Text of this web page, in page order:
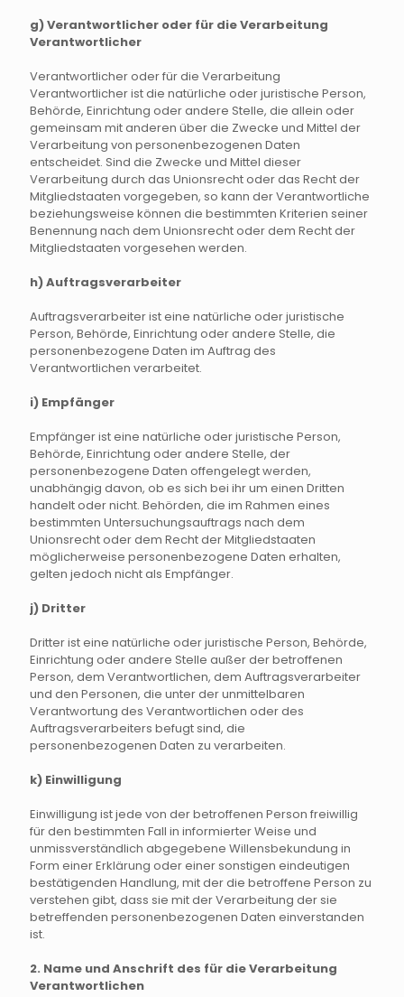
g) Verantwortlicher oder für die Verarbeitung
Verantwortlicher
Verantwortlicher oder für die Verarbeitung
Verantwortlicher ist die natürliche oder juristische Person,
Behörde, Einrichtung oder andere Stelle, die allein oder
gemeinsam mit anderen über die Zwecke und Mittel der
Verarbeitung von personenbezogenen Daten
entscheidet. Sind die Zwecke und Mittel dieser
Verarbeitung durch das Unionsrecht oder das Recht der
Mitgliedstaaten vorgegeben, so kann der Verantwortliche
beziehungsweise können die bestimmten Kriterien seiner
Benennung nach dem Unionsrecht oder dem Recht der
Mitgliedstaaten vorgesehen werden.
h) Auftragsverarbeiter
Auftragsverarbeiter ist eine natürliche oder juristische
Person, Behörde, Einrichtung oder andere Stelle, die
personenbezogene Daten im Auftrag des
Verantwortlichen verarbeitet.
i) Empfänger
Empfänger ist eine natürliche oder juristische Person,
Behörde, Einrichtung oder andere Stelle, der
personenbezogene Daten offengelegt werden,
unabhängig davon, ob es sich bei ihr um einen Dritten
handelt oder nicht. Behörden, die im Rahmen eines
bestimmten Untersuchungsauftrags nach dem
Unionsrecht oder dem Recht der Mitgliedstaaten
möglicherweise personenbezogene Daten erhalten,
gelten jedoch nicht als Empfänger.
j) Dritter
Dritter ist eine natürliche oder juristische Person, Behörde,
Einrichtung oder andere Stelle außer der betroffenen
Person, dem Verantwortlichen, dem Auftragsverarbeiter
und den Personen, die unter der unmittelbaren
Verantwortung des Verantwortlichen oder des
Auftragsverarbeiters befugt sind, die
personenbezogenen Daten zu verarbeiten.
k) Einwilligung
Einwilligung ist jede von der betroffenen Person freiwillig
für den bestimmten Fall in informierter Weise und
unmissverständlich abgegebene Willensbekundung in
Form einer Erklärung oder einer sonstigen eindeutigen
bestätigenden Handlung, mit der die betroffene Person zu
verstehen gibt, dass sie mit der Verarbeitung der sie
betreffenden personenbezogenen Daten einverstanden
ist.
2. Name und Anschrift des für die Verarbeitung
Verantwortlichen